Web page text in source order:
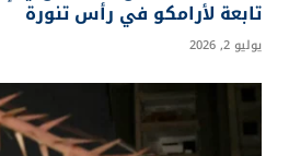
تابعة لأرامكو في رأس تنورة
يوليو 2, 2026